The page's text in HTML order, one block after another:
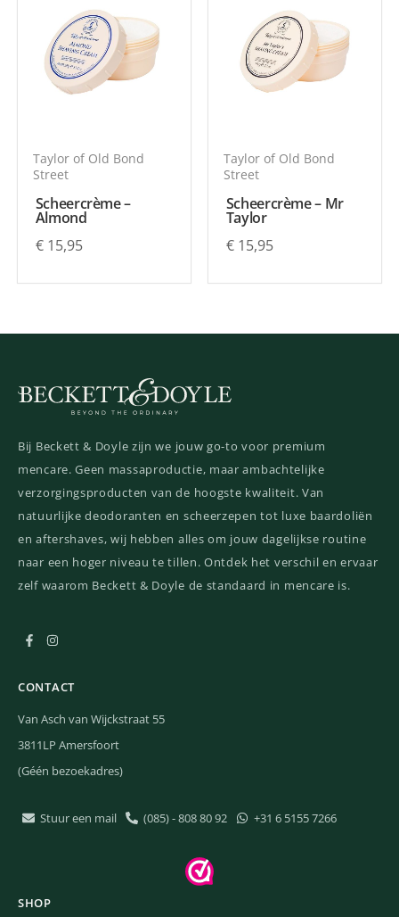
Taylor of Old Bond
Street
Scheercrème –
Almond
€15,95
Taylor of Old Bond
Street
Scheercrème – Mr
Taylor
€15,95
Bij Beckett & Doyle zijn we jouw go-to voor premium
mencare. Geen massaproductie, maar ambachtelijke
verzorgingsproducten van de hoogste kwaliteit. Van
natuurlijke deodoranten en scheerzepen tot luxe baardoliën
en aftershaves, wij hebben alles om jouw dagelijkse routine
naar een hoger niveau te tillen. Ontdek het verschil en ervaar
zelf waarom Beckett & Doyle de standaard in mencare is.
CONTACT
Van Asch van Wijckstraat 55
3811LP Amersfoort
(Géén bezoekadres)
Stuur een mail (085) - 808 80 92 +31 6 5155 7266
SHOP